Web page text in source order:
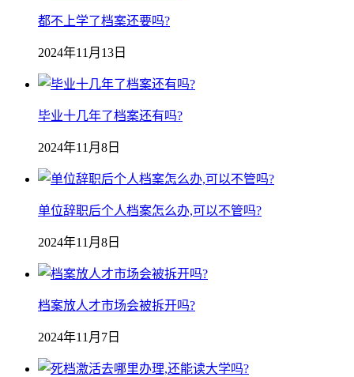
都不上学了档案还要吗?
2024年11月13日
毕业十几年了档案还有吗?
2024年11月8日
单位辞职后个人档案怎么办,可以不管吗?
2024年11月8日
档案放人才市场会被拆开吗?
2024年11月7日